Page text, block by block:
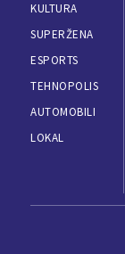
KULTURA
SUPERŽENA
ESPORTS
TEHNOPOLIS
AUTOMOBILI
LOKAL